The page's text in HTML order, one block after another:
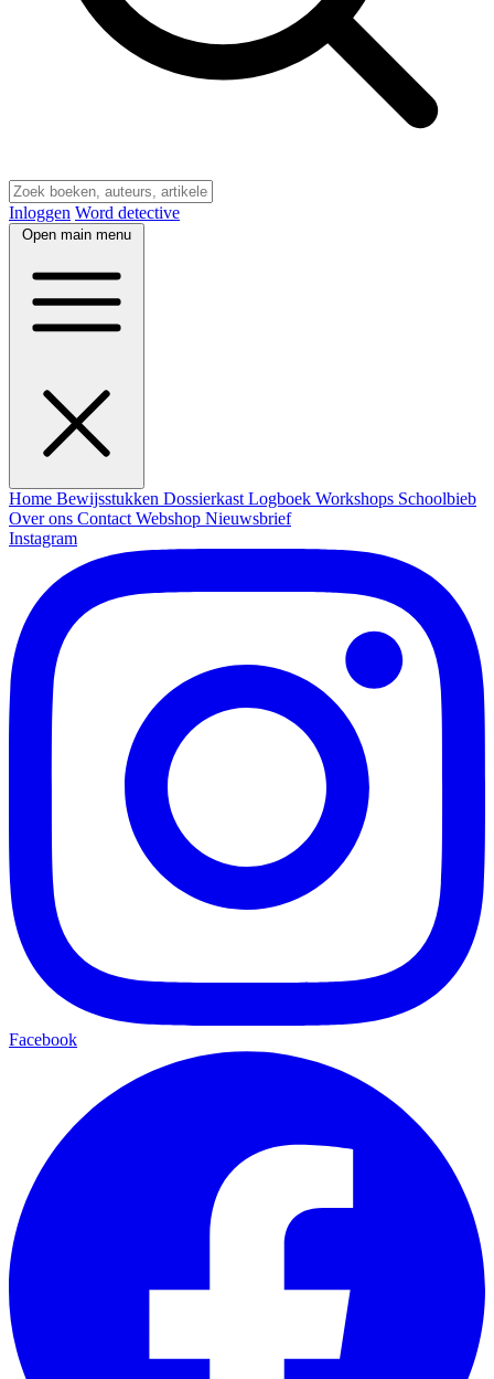
Inloggen Word detective
Open main menu
Home Bewijsstukken Dossierkast Logboek Workshops Schoolbieb
Over ons Contact Webshop Nieuwsbrief
Instagram
Facebook